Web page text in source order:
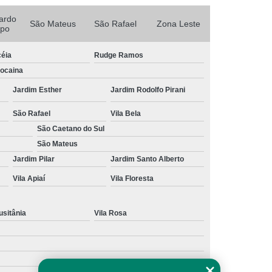
Porta Rolante Automática Rápida
Motorizada
Porta Rolo Automatizada
Rolo Automática Comercial
Porta Rolo Automática para Loja
Porta Rolo Automática Rápida
Rolo de Aço Galvanizado Automática
Portão Automático Aço
Portão Automático Branco
Portão Automático de Correr
em Aço
Portão Automático Garagem
Portão Aço
São Mateus São Rafael Zona Leste
Rudge Ramos
Jardim Esther Jardim Rodolfo Pirani
São Rafael
Vila Bela
São Caetano do Sul
São Mateus
Jardim Pilar Jardim Santo Alberto
Vila Apiaí Vila Floresta
Vila Rosa